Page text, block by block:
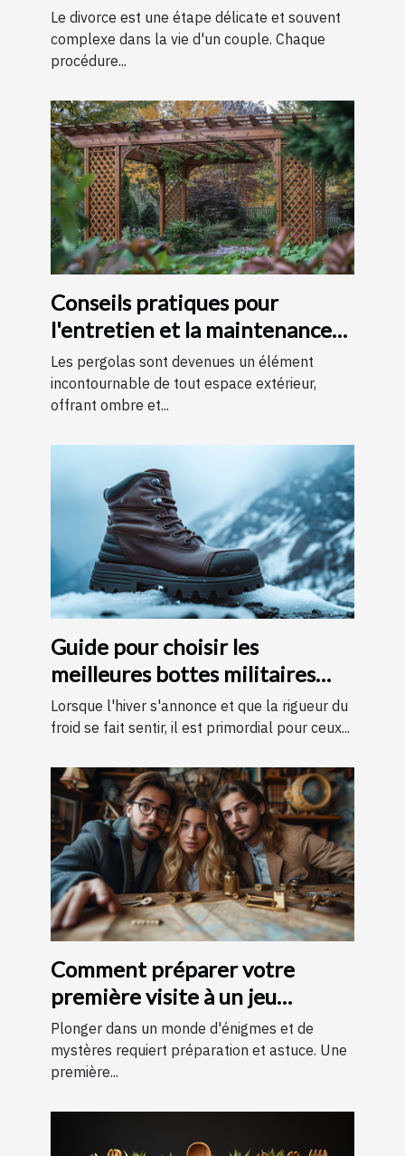
expliquées simplement
Le divorce est une étape délicate et souvent
complexe dans la vie d'un couple. Chaque
procédure...
Conseils pratiques pour
l'entretien et la maintenance
des pergolas
Les pergolas sont devenues un élément
incontournable de tout espace extérieur,
offrant ombre et...
Guide pour choisir les
meilleures bottes militaires
pour l'hiver
Lorsque l'hiver s'annonce et que la rigueur du
froid se fait sentir, il est primordial pour ceux...
Comment préparer votre
première visite à un jeu
d'évasion : conseils et astuces
pour une expérience
mémorable
Plonger dans un monde d'énigmes et de
mystères requiert préparation et astuce. Une
première...